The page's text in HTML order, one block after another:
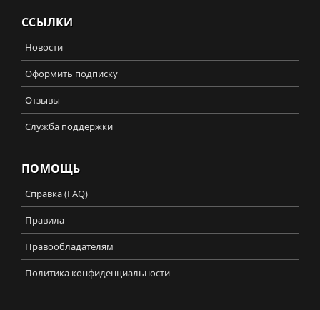
ССЫЛКИ
Новости
Оформить подписку
Отзывы
Служба поддержки
ПОМОЩЬ
Справка (FAQ)
Правила
Правообладателям
Политика конфиденциальности